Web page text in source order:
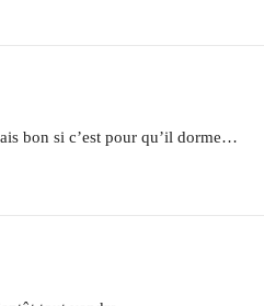
bon si c’est pour qu’il dorme…